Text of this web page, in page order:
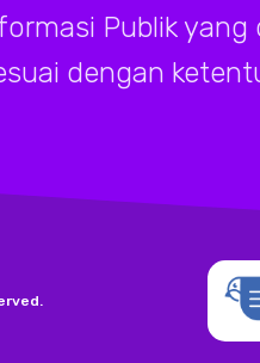
Publik yang
dengan